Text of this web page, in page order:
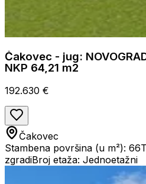
Čakovec - jug:
NKP 64,21 m2
192.630 €
Čakovec
Stambena površina (u m²): 66
zgradiBroj etaža: Jednoetažni